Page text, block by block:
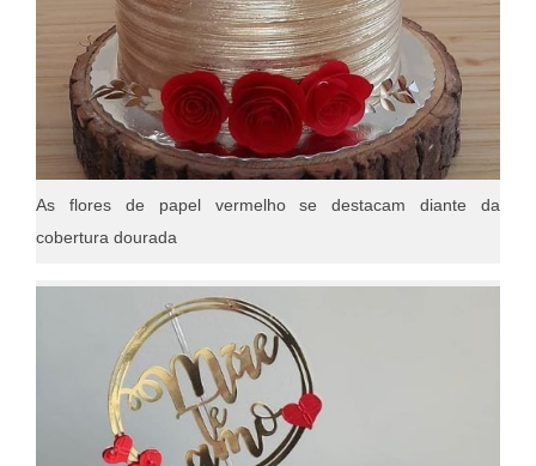
As flores de papel vermelho se destacam diante da
cobertura dourada